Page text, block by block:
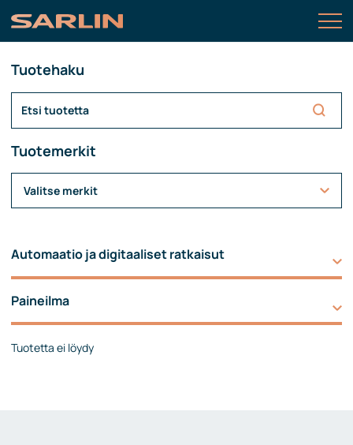
Tuotehaku
Tuotemerkit
Valitse merkit
Automaatio ja digitaaliset ratkaisut
Paineilma
Tuotetta ei löydy